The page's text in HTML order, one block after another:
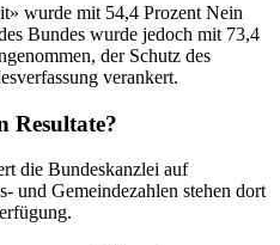
wurde mit 54,4 Prozent Nein
Bundes wurde jedoch mit 73,4
der Schutz des
verankert.
Resultate?
die Bundeskanzlei auf
und Gemeindezahlen stehen dort